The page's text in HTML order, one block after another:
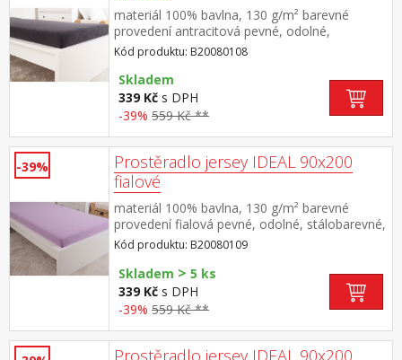
materiál 100% bavlna, 130 g/m² barevné
provedení antracitová pevné, odolné,
stálobarevné, obšito gumou pro matrace do
výšky 25 cm pratelné do 60 °C
Kód produktu: B20080108
Skladem
339 Kč s DPH
-39% 559 Kč **
-39%
Prostěradlo jersey IDEAL 90x200
fialové
materiál 100% bavlna, 130 g/m² barevné
provedení fialová pevné, odolné, stálobarevné,
obšito gumou pro matrace do výšky 25
cm pratelné do 60 °C
Kód produktu: B20080109
Skladem > 5 ks
339 Kč s DPH
-39% 559 Kč **
Prostěradlo jersey IDEAL 90x200